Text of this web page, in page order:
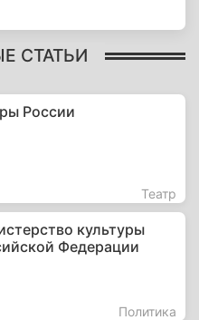
СТАТЬИ
России
Театр
культуры
Федерации
Политика